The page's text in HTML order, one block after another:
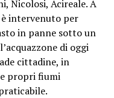
Nicolosi, Acireale. A
intervenuto per
in panne sotto un
di oggi
cittadine, in
propri fiumi